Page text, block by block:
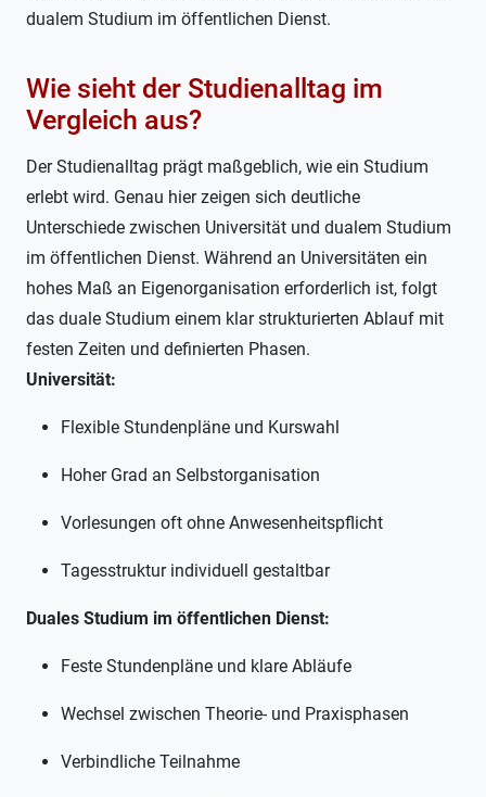
dualem Studium im öffentlichen Dienst.
Wie sieht der Studienalltag im
Vergleich aus?
Der Studienalltag prägt maßgeblich, wie ein Studium
erlebt wird. Genau hier zeigen sich deutliche
Unterschiede zwischen Universität und dualem Studium
im öffentlichen Dienst. Während an Universitäten ein
hohes Maß an Eigenorganisation erforderlich ist, folgt
das duale Studium einem klar strukturierten Ablauf mit
festen Zeiten und definierten Phasen.
Universität:
Flexible Stundenpläne und Kurswahl
Hoher Grad an Selbstorganisation
Vorlesungen oft ohne Anwesenheitspflicht
Tagesstruktur individuell gestaltbar
Duales Studium im öffentlichen Dienst:
Feste Stundenpläne und klare Abläufe
Wechsel zwischen Theorie- und Praxisphasen
Verbindliche Teilnahme